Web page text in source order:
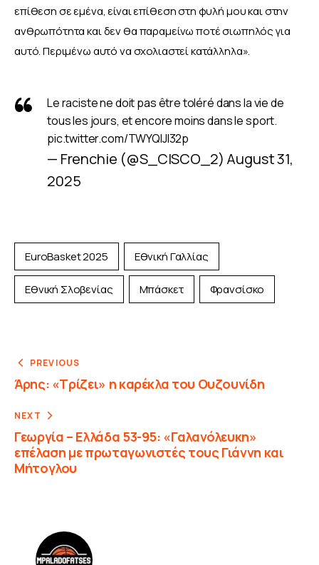
επίθεση σε εμένα, είναι επίθεση στη φυλή μου και στην
ανθρωπότητα και δεν θα παραμείνω ποτέ σιωπηλός για
αυτό. Περιμένω αυτό να σχολιαστεί κατάλληλα».
Le raciste ne doit pas être toléré dans la vie de
tous les jours, et encore moins dans le sport.
pic.twitter.com/TWYQlJI32p
— Frenchie (@S_CISCO_2) August 31,
2025
EuroBasket 2025 Εθνική Γαλλίας
Εθνική Σλοβενίας Μπάσκετ Φρανσίσκο
PREVIOUS
Άρης: «Τρίζει» η καρέκλα του Ουζουνίδη
NEXT
Γεωργία – Ελλάδα 53-95: «Γαλανόλευκη»
επέλαση με πρωταγωνιστές τους Γιάννη και
Μήτογλου